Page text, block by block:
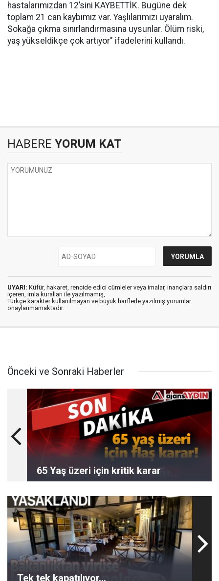
hastalarımızdan 12’sini KAYBETTİK. Bugüne dek
toplam 21 can kaybımız var. Yaşlılarımızı uyaralım.
Sokağa çıkma sınırlandırmasına uysunlar. Ölüm riski,
yaş yükseldikçe çok artıyor" ifadelerini kullandı.
HABERE YORUM KAT
UYARI: Küfür, hakaret, rencide edici cümleler veya imalar, inançlara saldırı
içeren, imla kuralları ile yazılmamış,
Türkçe karakter kullanılmayan ve büyük harflerle yazılmış yorumlar
onaylanmamaktadır.
Önceki ve Sonraki Haberler
65 Yaş üzeri için kritik karar
Tek tek kapatılıyor...